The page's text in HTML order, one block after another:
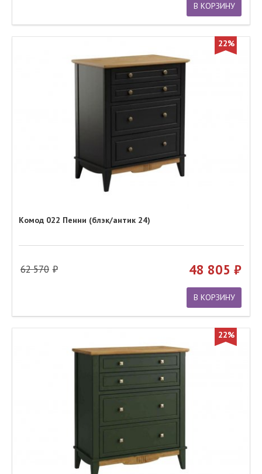
В КОРЗИНУ
22%
Комод 022 Пенни (блэк/антик 24)
62 570 48 805
В КОРЗИНУ
22%